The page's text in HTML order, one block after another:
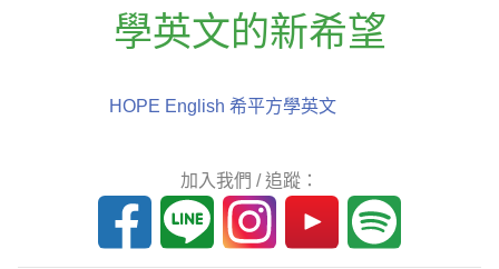
學英文的新希望
HOPE English 希平方學英文
加入我們 / 追蹤：